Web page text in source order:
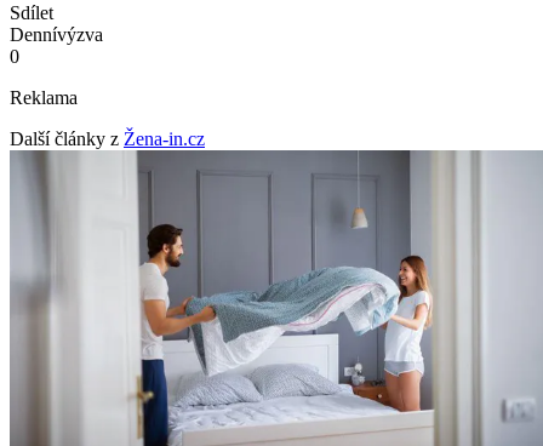
Sdílet
Dennívýzva
0
Reklama
Další články z Žena-in.cz